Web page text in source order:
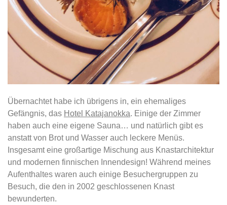
Übernachtet habe ich übrigens in, ein ehemaliges
Gefängnis, das Hotel Katajanokka. Einige der Zimmer
haben auch eine eigene Sauna… und natürlich gibt es
anstatt von Brot und Wasser auch leckere Menüs.
Insgesamt eine großartige Mischung aus Knastarchitektur
und modernen finnischen Innendesign! Während meines
Aufenthaltes waren auch einige Besuchergruppen zu
Besuch, die den in 2002 geschlossenen Knast
bewunderten.